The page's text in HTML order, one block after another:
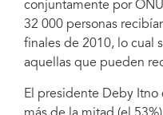
conjuntamente por
32 000 personas
finales de 2010, lo cual
aquellas que pueden
El presidente Deby Itno